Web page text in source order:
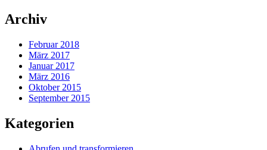
Archiv
Februar 2018
März 2017
Januar 2017
März 2016
Oktober 2015
September 2015
Kategorien